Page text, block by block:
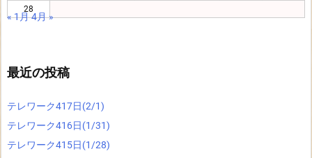
28
« 1月4月 »
最近の投稿
テレワーク417日(2/1)
テレワーク416日(1/31)
テレワーク415日(1/28)